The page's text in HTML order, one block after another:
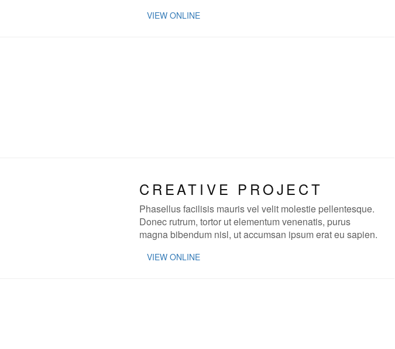
VIEW ONLINE
CREATIVE PROJECT
Phasellus facilisis mauris vel velit molestie pellentesque.
Donec rutrum, tortor ut elementum venenatis, purus
magna bibendum nisl, ut accumsan ipsum erat eu sapien.
VIEW ONLINE